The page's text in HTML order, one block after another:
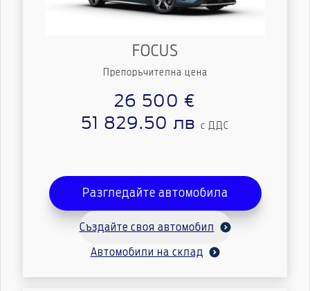
FOCUS
Препоръчителна цена
26 500 €
51 829.50 лв
с ДДС
Разгледайте автомобила
Създайте своя автомобил
Автомобили на склад